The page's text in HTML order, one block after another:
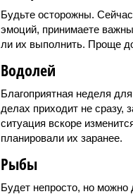
Будьте осторожны.
эмоций, принимаете
ли их выполнить. Проще
Водолей
Благоприятная неделя
делах приходит не сразу,
ситуация вскоре
планировали их заранее.
Рыбы
Будет непросто, но